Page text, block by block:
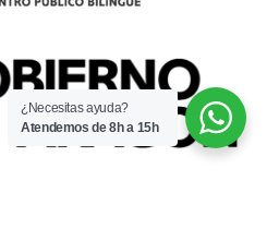
¿Necesitas ayuda?
Atendemos de 8h a 15h